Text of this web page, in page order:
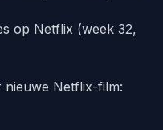
op Netflix (week 32,
nieuwe Netflix-film: